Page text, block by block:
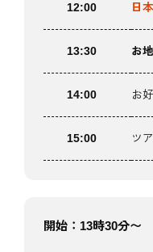
12:00 日
13:30 お
14:00 お
15:00 ツ
開始：13時30分〜